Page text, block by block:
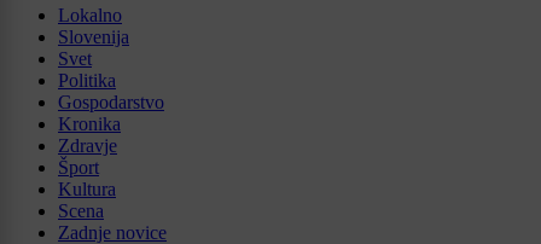
Lokalno
Slovenija
Svet
Politika
Gospodarstvo
Kronika
Zdravje
Šport
Kultura
Scena
Zadnje novice